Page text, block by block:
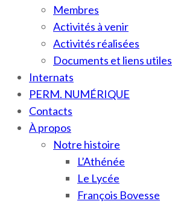
Membres
Activités à venir
Activités réalisées
Documents et liens utiles
Internats
PERM. NUMÉRIQUE
Contacts
À propos
Notre histoire
L’Athénée
Le Lycée
François Bovesse